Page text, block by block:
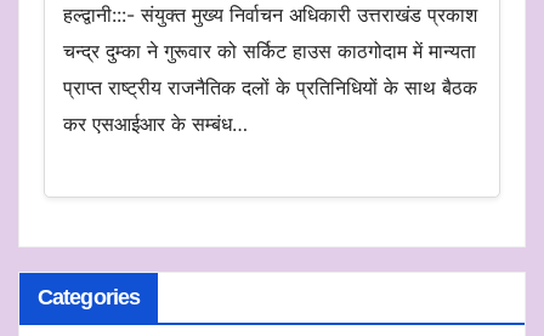
हल्द्वानी:::- संयुक्त मुख्य निर्वाचन अधिकारी उत्तराखंड प्रकाश
चन्द्र दुम्का ने गुरूवार को सर्किट हाउस काठगोदाम में मान्यता
प्राप्त राष्ट्रीय राजनैतिक दलों के प्रतिनिधियों के साथ बैठक
कर एसआईआर के सम्बंध…
Categories